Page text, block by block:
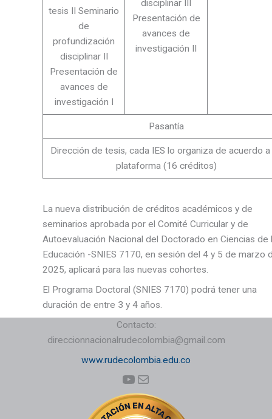
tesis II Seminario
de
profundización
disciplinar II
Presentación de
avances de
investigación I
disciplinar III
Presentación de
avances de
investigación II
Pasantía
Dirección de tesis, cada IES lo organiza de acuerdo a
plataforma (16 créditos)
La nueva distribución de créditos académicos y de
seminarios aprobada por el Comité Curricular y de
Autoevaluación Nacional del Doctorado en Ciencias de
Educación -SNIES 7170, en sesión del 4 y 5 de marzo
2025, aplicará para las nuevas cohortes.
El Programa Doctoral (SNIES 7170) podrá tener una
duración de entre 3 y 4 años.
Contacto:
direccionnacionalrudecolombia@gmail.com
www.rudecolombia.edu.co
YouTube
Correo electrónico